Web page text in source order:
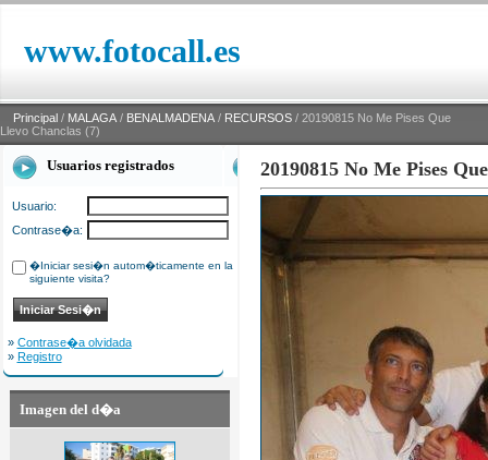
www.fotocall.es
Principal / MALAGA / BENALMADENA / RECURSOS / 20190815 No Me Pises Que
Llevo Chanclas (7)
Usuarios registrados
Usuario:
Contrase�a:
�Iniciar sesi�n autom�ticamente en la
siguiente visita?
» Contrase�a olvidada
» Registro
Imagen del d�a
20190815 No Me Pises